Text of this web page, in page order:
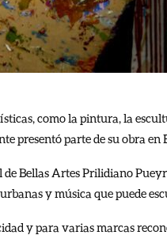
como la pintura, la
presentó parte de su obra
Bellas Artes Prilidiano
y música que puede
y para varias marcas